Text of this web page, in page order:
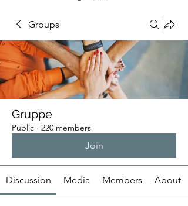
Groups
Gruppe
Public · 220 members
Join
Discussion Media Members About